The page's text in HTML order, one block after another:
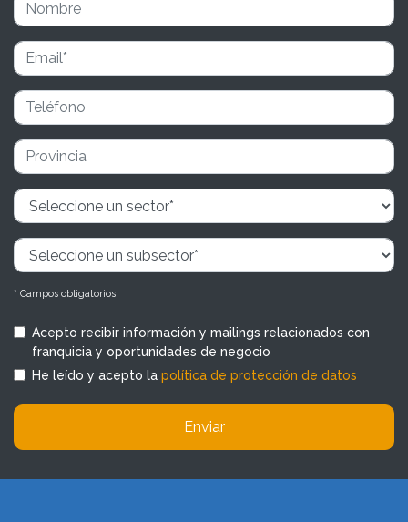
* Campos obligatorios
Acepto recibir información y mailings relacionados con
franquicia y oportunidades de negocio
He leído y acepto la política de protección de datos
Enviar